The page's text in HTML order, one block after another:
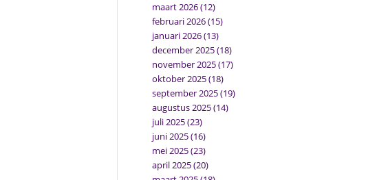
maart 2026(12)
februari 2026(15)
januari 2026(13)
december 2025(18)
november 2025(17)
oktober 2025(18)
september 2025(19)
augustus 2025(14)
juli 2025(23)
juni 2025(16)
mei 2025(23)
april 2025(20)